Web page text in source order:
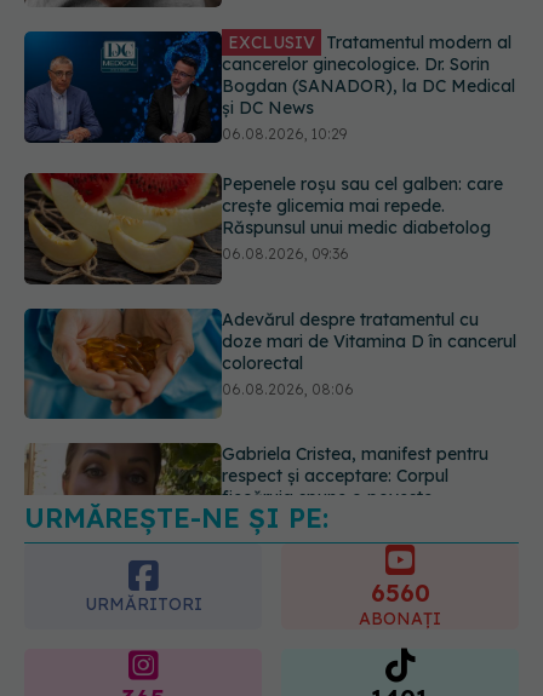
06.08.2026, 10:29
Pepenele roșu sau cel galben: care
crește glicemia mai repede.
Răspunsul unui medic diabetolog
Adevărul despre tratamentul cu
doze mari de Vitamina D în cancerul
colorectal
Gabriela Cristea, manifest pentru
respect și acceptare: Corpul
fiecăruia spune o poveste
Medicii de la Fundeni demontează
unul dintre cele mai răspândite
mituri despre diabet
URMĂREȘTE-NE ȘI PE:
URMĂRITORI 6560
ABONAȚI
365
URMĂRITORI
1401
URMĂRITORI